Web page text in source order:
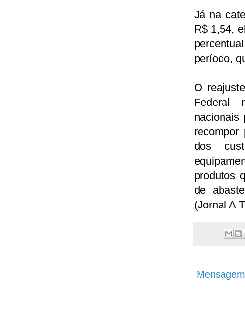
Já na
R$ 1,54,
período,
O
Federal
nacionais
recompor
dos
produtos
de
(Jornal A